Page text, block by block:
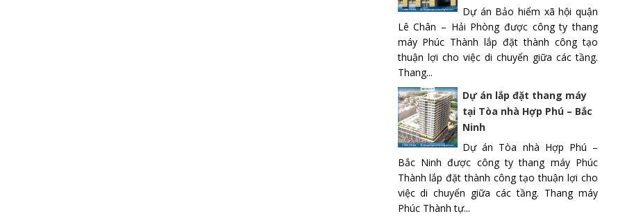
Dự án Bảo hiểm xã hội quận
Lê Chân – Hải Phòng được công ty thang
máy Phúc Thành lắp đặt thành công tạo
thuận lợi cho việc di chuyển giữa các tầng.
Thang...
Dự án lắp đặt thang máy
tại Tòa nhà Hợp Phú – Bắc
Ninh
Dự án Tòa nhà Hợp Phú –
Bắc Ninh được công ty thang máy Phúc
Thành lắp đặt thành công tạo thuận lợi cho
việc di chuyển giữa các tầng. Thang máy
Phúc Thành tự...